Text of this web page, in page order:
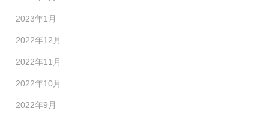
2023年1月
2022年12月
2022年11月
2022年10月
2022年9月